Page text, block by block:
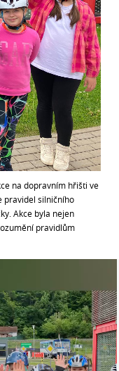
na dopravním hřišti ve
pravidel silničního
Akce byla nejen
pravidlům